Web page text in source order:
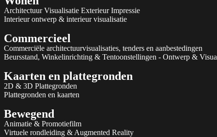
Architectuur Visualisatie Exterieur Impressie
Interieur ontwerp & interieur visualisatie
Commercieel
Commerciële architectuurvisualisaties, tenders en aanbestedingen
Beursstand, Winkelinrichting & Tentoonstellingen - Ontwerp &
Kaarten en plattegronden
2D & 3D Plattegronden
Plattegronden en kaarten
Bewegend
Animatie & Promotiefilm
Virtuele rondleiding & Augmented Reality